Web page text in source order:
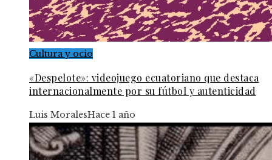
Cultura y ocio
«Despelote»: videojuego ecuatoriano que destaca
internacionalmente por su fútbol y autenticidad
Luis MoralesHace 1 año